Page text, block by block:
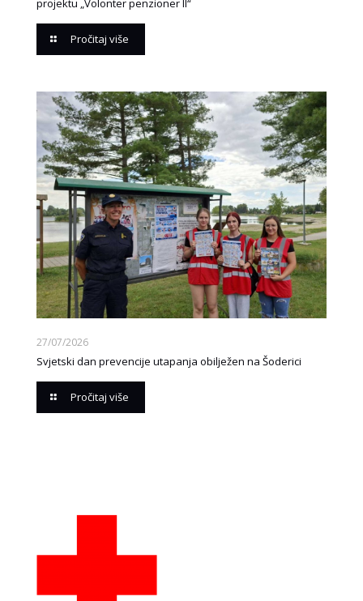
projektu „Volonter penzioner II“
Pročitaj više
27/07/2026
Svjetski dan prevencije utapanja obilježen na Šoderici
Pročitaj više